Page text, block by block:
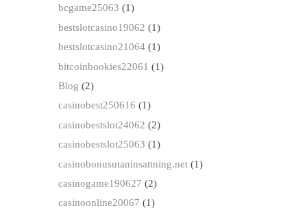
bcgame25063 (1)
bestslotcasino19062 (1)
bestslotcasino21064 (1)
bitcoinbookies22061 (1)
Blog (2)
casinobest250616 (1)
casinobestslot24062 (2)
casinobestslot25063 (1)
casinobonusutaninsattning.net (1)
casinogame190627 (2)
casinoonline20067 (1)